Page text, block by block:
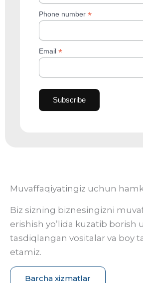
Phone number *
Email *
Muvaffaqiyatingiz uchun
Biz sizning biznesingizni
erishish yo’lida kuzatib borish
tasdiqlangan vositalar va boy
etamiz.
Barcha xizmatlar